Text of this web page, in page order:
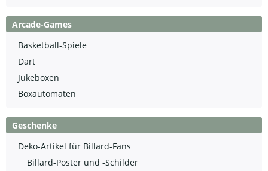
Arcade-Games
Basketball-Spiele
Dart
Jukeboxen
Boxautomaten
Geschenke
Deko-Artikel für Billard-Fans
Billard-Poster und -Schilder